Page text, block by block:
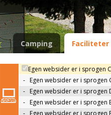
Camping Faciliteter
Egen websider er i sprogen
- Egen websider er i sprogen
- Egen websider er i sprogen
- Egen websider er i sprogen